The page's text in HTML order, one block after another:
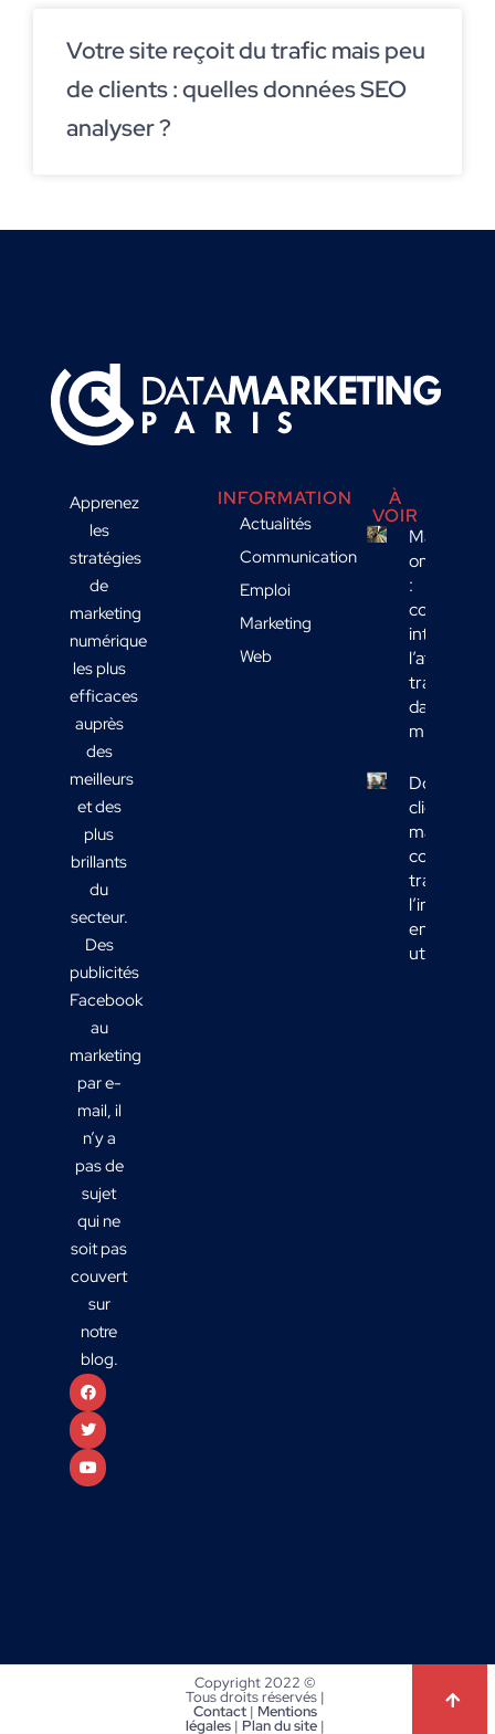
Votre site reçoit du trafic mais peu
de clients : quelles données SEO
analyser ?
Apprenez
les
stratégies
de
marketing
numérique
les plus
efficaces
auprès
des
meilleurs
et des
plus
brillants
du
secteur.
Des
publicités
Facebook
au
marketing
par e-
mail, il
n’y a
pas de
sujet
qui ne
soit pas
couvert
sur
notre
blog.
INFORMATION
Actualités
Communication
Emploi
Marketing
Web
À
VOIR
Marketing
omnicanal
:
comment
intégrer
l’affichage
transport
dans votre
mix média
Données
clients
marketing :
comment
en actions
utiles ?
Copyright 2022 ©
Tous droits réservés |
Contact| Mentions
légales| Plan du site|